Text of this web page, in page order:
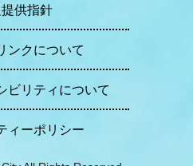
供指針
ンクについて
ビリティについて
ィーポリシー